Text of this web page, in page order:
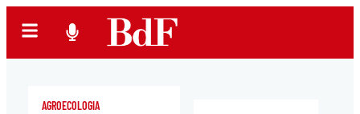
AGROECOLOGIA